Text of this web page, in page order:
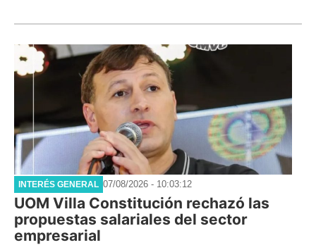
INTERÉS GENERAL 07/08/2026 - 10:03:12
UOM Villa Constitución rechazó las
propuestas salariales del sector
empresarial